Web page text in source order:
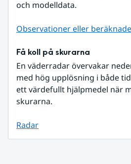
och modelldata.
Observationer eller
Få koll på skurarna
En väderradar övervakar
med hög upplösning i både
ett värdefullt hjälpmedel när
skurarna.
Radar